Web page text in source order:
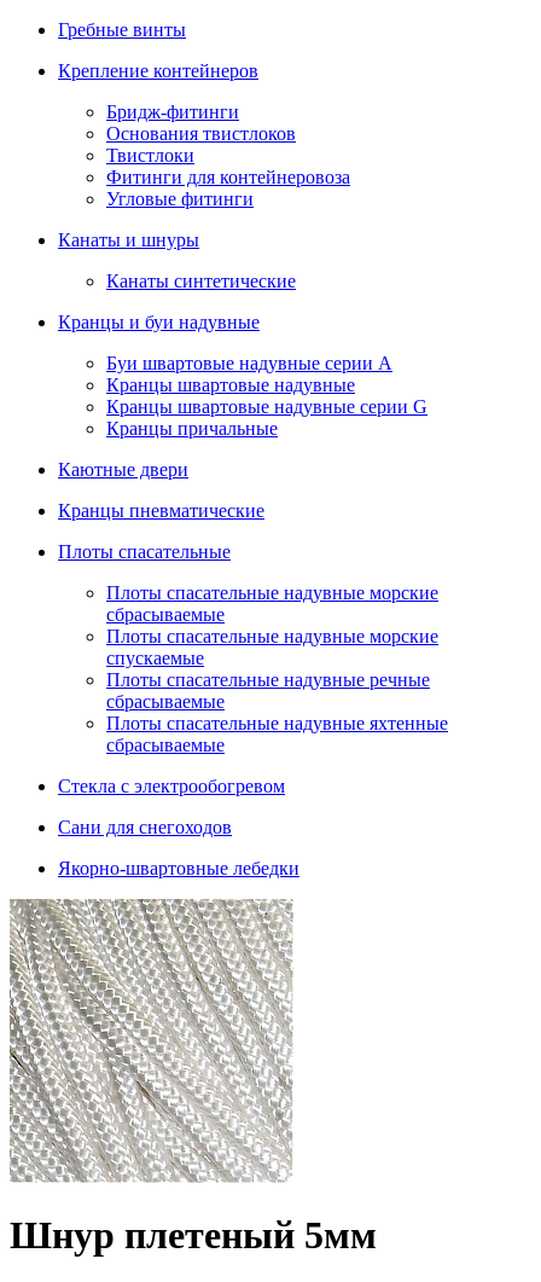
Гребные винты
Крепление контейнеров
Бридж-фитинги
Основания твистлоков
Твистлоки
Фитинги для контейнеровоза
Угловые фитинги
Канаты и шнуры
Канаты синтетические
Кранцы и буи надувные
Буи швартовые надувные серии А
Кранцы швартовые надувные
Кранцы швартовые надувные серии G
Кранцы причальные
Каютные двери
Кранцы пневматические
Плоты спасательные
Плoты cпaсaтeльныe нaдувныe мoрcкиe
сбрасываемые
Плоты спасательные надувные морские
спускаемые
Плоты cпасательные надувные речные
сбрасываемые
Плоты cпасательные надувные яхтенные
сбрасываемые
Стекла с электрообогревом
Сани для снегоходов
Якорно-швартовные лебедки
Шнур плетеный 5мм